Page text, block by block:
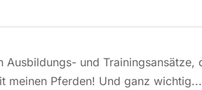
und
Pferden! Und ganz